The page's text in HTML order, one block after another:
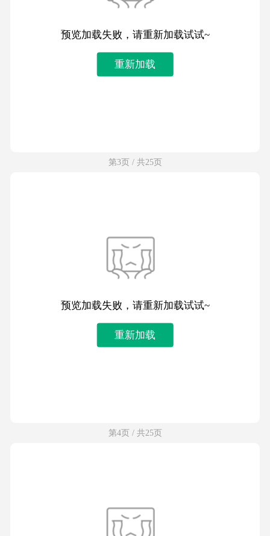
预览加载失败，请重新加载试试~
重新加载
第3页 / 共25页
预览加载失败，请重新加载试试~
重新加载
第4页 / 共25页